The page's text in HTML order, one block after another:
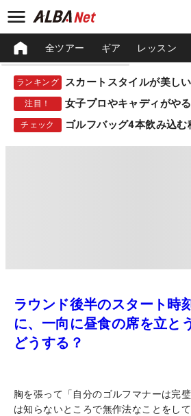
全ツアー ギア レッスン
ランキング スカートスタイルが美し
注目！
チェック
ラウンド後半のスタート時
に、一向に昼食の席を立と
どうする？
胸を張って「自分のゴルフマナーは完
は知らないところで無作法なことをし